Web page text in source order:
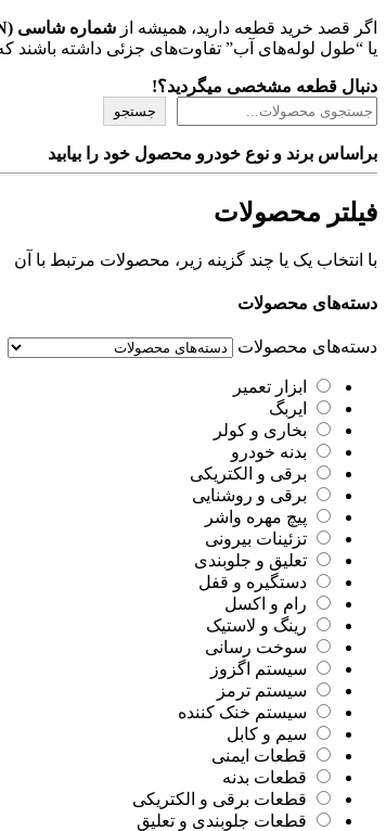
اگر قصد خرید قطعه دارید، همیشه از شماره شاسی (VIN)
یا “طول لوله‌های آب” تفاوت‌های جزئی داشته باشند
دنبال قطعه مشخصی میگردید؟!
جستجو
براساس برند و نوع خودرو محصول خود را بیابید
فیلتر محصولات
با انتخاب یک یا چند گزینه زیر، محصولات مرتبط با آن
دسته‌های محصولات
دسته‌های محصولات
ابزار تعمیر
ایربگ
بخاری و کولر
بدنه خودرو
برقی و الکتریکی
برقی و روشنایی
پیچ مهره واشر
تزئینات بیرونی
تعلیق و جلوبندی
دستگیره و قفل
رام و اکسل
رینگ و لاستیک
سوخت رسانی
سیستم اگزوز
سیستم ترمز
سیستم خنک کننده
سیم و کابل
قطعات ایمنی
قطعات بدنه
قطعات برقی و الکتریکی
قطعات جلوبندی و تعلیق